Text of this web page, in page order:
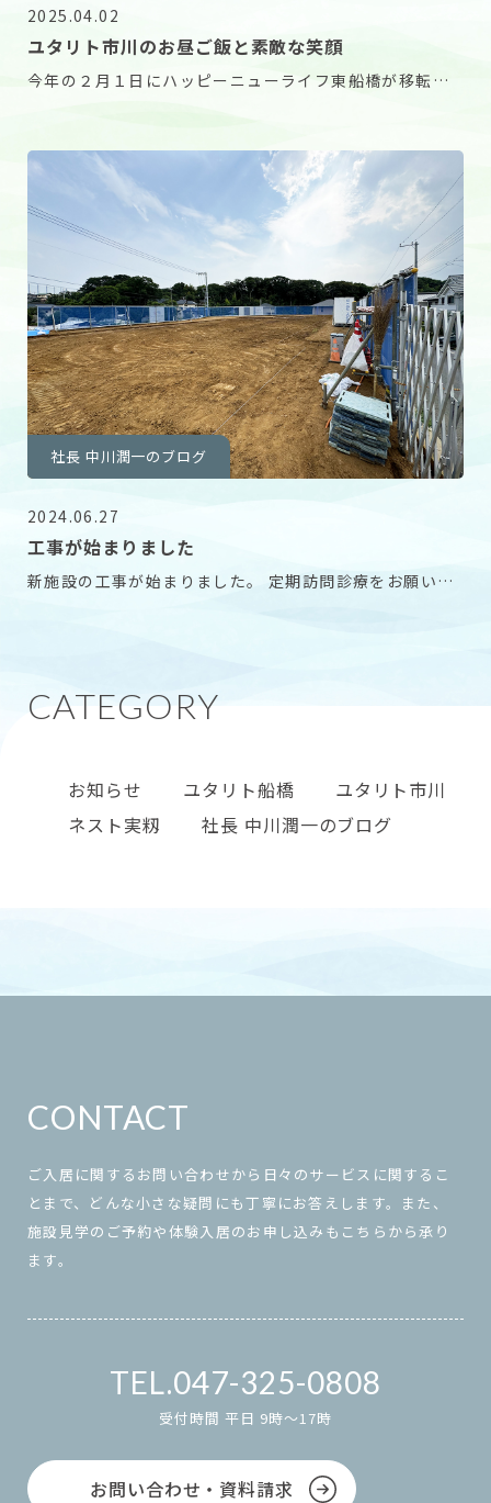
2025.04.02
ユタリト市川のお昼ご飯と素敵な笑顔
今年の２月１日にハッピーニューライフ東船橋が移転し
社長 中川潤一のブログ
2024.06.27
工事が始まりました
新施設の工事が始まりました。 定期訪問診療をお願いし
お知らせ ユタリト船橋
ユタリト市川
ネスト実籾
社長 中川潤一のブログ
CONTACT
ご入居に関するお問い合わせから日々のサービスに関するこ
とまで、どんな小さな疑問にも丁寧にお答えします。また、
施設見学のご予約や体験入居のお申し込みもこちらから承り
ます。
047-325-0808
受付時間 平日 9時～17時
お問い合わせ・資料請求